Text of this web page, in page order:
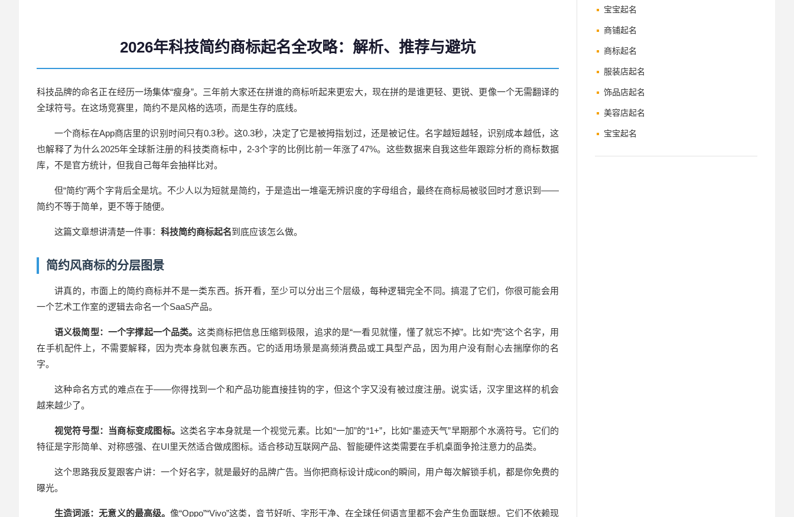
2026年科技简约商标起名全攻略：解析、推荐与避坑
科技品牌的命名正在经历一场集体“瘦身”。三年前大家还在拼谁的商标听起来更宏大，现在拼的是谁更轻、更锐、更像一个无需翻译的
全球符号。在这场竞赛里，简约不是风格的选项，而是生存的底线。
一个商标在App商店里的识别时间只有0.3秒。这0.3秒，决定了它是被拇指划过，还是被记住。 名字越短越轻，识别成本越低，这
也解释了为什么2025年全球新注册的科技类商标中，2-3个字的比例比前一年涨了47%。这些数据来自我这些年跟踪分析的商标数据
库，不是官方统计，但我自己每年会抽样比对。
但“简约”两个字背后全是坑。不少人以为短就是简约，于是造出一堆毫无辨识度的字母组合，最终在商标局被驳回时才意识到——
简约不等于简单，更不等于随便。
这篇文章想讲清楚一件事： 科技简约商标起名到底应该怎么做。
简约风商标的分层图景
讲真的，市面上的简约商标并不是一类东西。拆开看，至少可以分出三个层级，每种逻辑完全不同。搞混了它们，你很可能会用
一个艺术工作室的逻辑去命名一个SaaS产品。
语义极简型：一个字撑起一个品类。这类商标把信息压缩到极限，追求的是“一看见就懂，懂了就忘不掉”。比如“壳”这个名字，用
在手机配件上，不需要解释，因为壳本身就包裹东西。它的适用场景是高频消费品或工具型产品，因为用户没有耐心去揣摩你的名
字。
这种命名方式的难点在于——你得找到一个和产品功能直接挂钩的字，但这个字又没有被过度注册。说实话，汉字里这样的机会
越来越少了。
视觉符号型：当商标变成图标。 这类名字本身就是一个视觉元素。 比如“一加”的“1+”，比如“墨迹天气”早期那个水滴符号。它们的
特征是字形简单、对称感强、在UI里天然适合做成图标。适合移动互联网产品、智能硬件这类需要在手机桌面争抢注意力的品类。
这个思路我反复跟客户讲：一个好名字，就是最好的品牌广告。当你把商标设计成icon的瞬间，用户每次解锁手机，都是你免费的
曝光。
生造词派：无意义的最高级。像“Oppo”“Vivo”这类，音节好听、字形干净、在全球任何语言里都不会产生负面联想。它们不依赖现
宝宝起名
商铺起名
商标起名
服装店起名
饰品店起名
美容店起名
宝宝起名